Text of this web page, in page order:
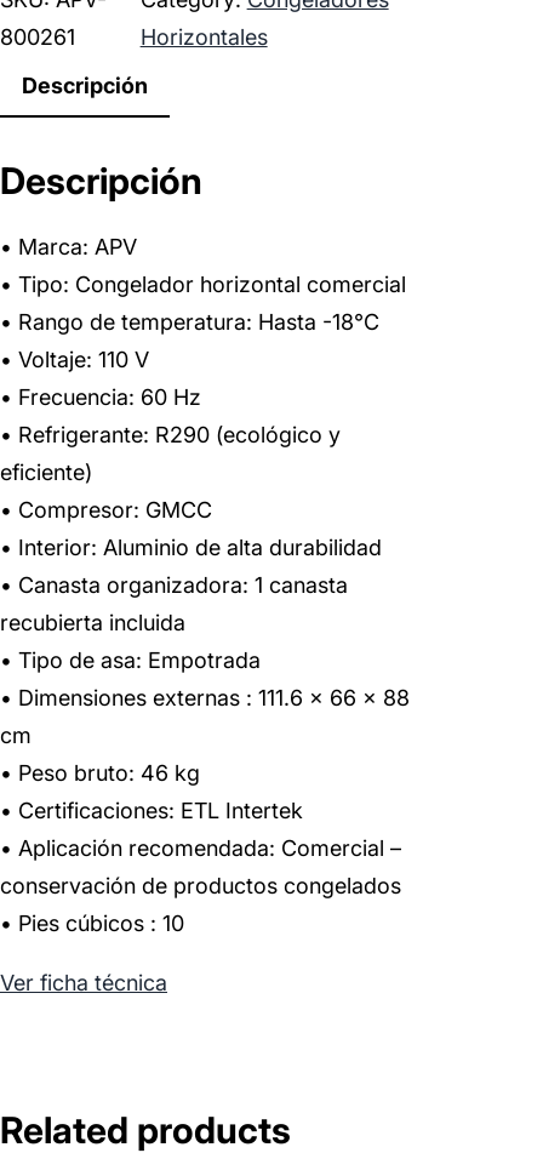
800261
Horizontales
Descripción
Descripción
• Marca: APV
• Tipo: Congelador horizontal comercial
• Rango de temperatura: Hasta -18°C
• Voltaje: 110 V
• Frecuencia: 60 Hz
• Refrigerante: R290 (ecológico y
eficiente)
• Compresor: GMCC
• Interior: Aluminio de alta durabilidad
• Canasta organizadora: 1 canasta
recubierta incluida
• Tipo de asa: Empotrada
• Dimensiones externas : 111.6 × 66 × 88
cm
• Peso bruto: 46 kg
• Certificaciones: ETL Intertek
• Aplicación recomendada: Comercial –
conservación de productos congelados
• Pies cúbicos : 10
Ver ficha técnica
Related products